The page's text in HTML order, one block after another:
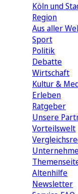
Köln und
Region
Aus aller
Sport
Politik
Debatte
Wirtschaft
Kultur &
Erleben
Ratgeber
Unsere
Vorteilswelt
Altenhilfe
Newsletter